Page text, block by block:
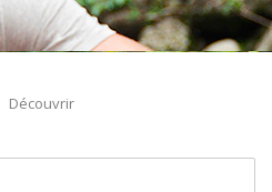
Découvrir